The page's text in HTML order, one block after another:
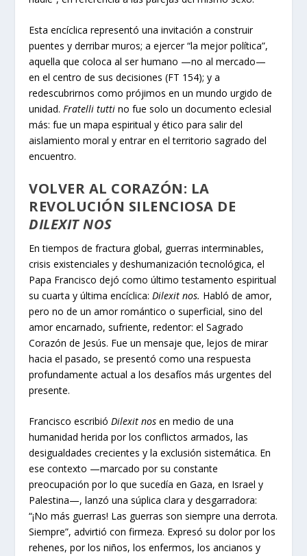
Esta encíclica representó una invitación a construir
puentes y derribar muros; a ejercer “la mejor política”,
aquella que coloca al ser humano —no al mercado—
en el centro de sus decisiones (FT 154); y a
redescubrirnos como prójimos en un mundo urgido de
unidad.Fratelli tutti no fue solo un documento eclesial
más: fue un mapa espiritual y ético para salir del
aislamiento moral y entrar en el territorio sagrado del
encuentro.
VOLVER AL CORAZÓN: LA
REVOLUCIÓN SILENCIOSA DE
DILEXIT NOS
En tiempos de fractura global, guerras interminables,
crisis existenciales y deshumanización tecnológica, el
Papa Francisco dejó como último testamento espiritual
su cuarta y última encíclica: Dilexit nos. Habló de amor,
pero no de un amor romántico o superficial, sino del
amor encarnado, sufriente, redentor: el Sagrado
Corazón de Jesús. Fue un mensaje que, lejos de mirar
hacia el pasado, se presentó como una respuesta
profundamente actual a los desafíos más urgentes del
presente.
Francisco escribióDilexit nos en medio de una
humanidad herida por los conflictos armados, las
desigualdades crecientes y la exclusión sistemática. En
ese contexto —marcado por su constante
preocupación por lo que sucedía en Gaza, en Israel y
Palestina—, lanzó una súplica clara y desgarradora:
“¡No más guerras! Las guerras son siempre una derrota.
Siempre”, advirtió con firmeza. Expresó su dolor por los
rehenes, por los niños, los enfermos, los ancianos y